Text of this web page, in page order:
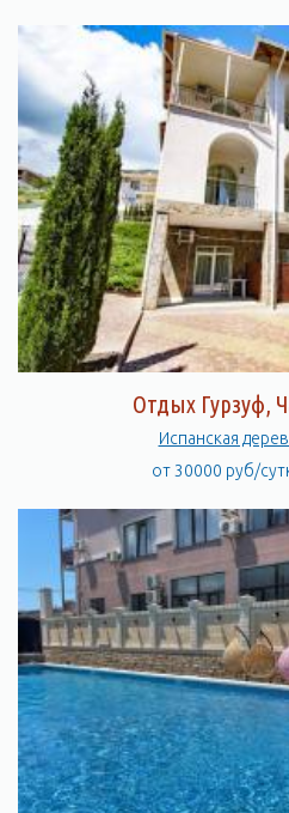
Отдых Гурзуф,
Испанская
от 30000 руб/